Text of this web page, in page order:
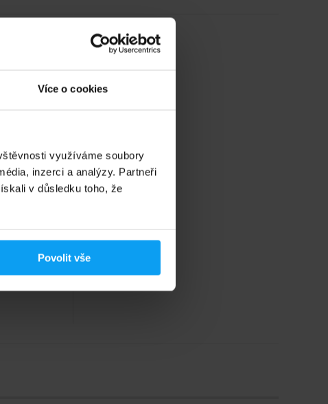
Více o cookies
využíváme soubory
inzerci a analýzy. Partneři
v důsledku toho, že
Povolit vše